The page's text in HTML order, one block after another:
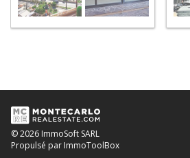
© 2026 ImmoSoft SARL
Propulsé par ImmoToolBox